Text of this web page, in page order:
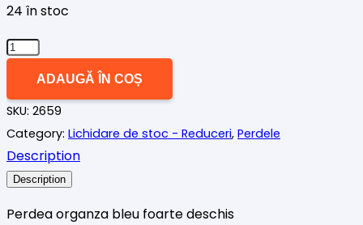
24 în stoc
Cantitate
bleu
deschis
ADAUGĂ ÎN COȘ
SKU: 2659
Category: Lichidare de stoc - Reduceri, Perdele
Description
Description
Perdea organza bleu foarte deschis